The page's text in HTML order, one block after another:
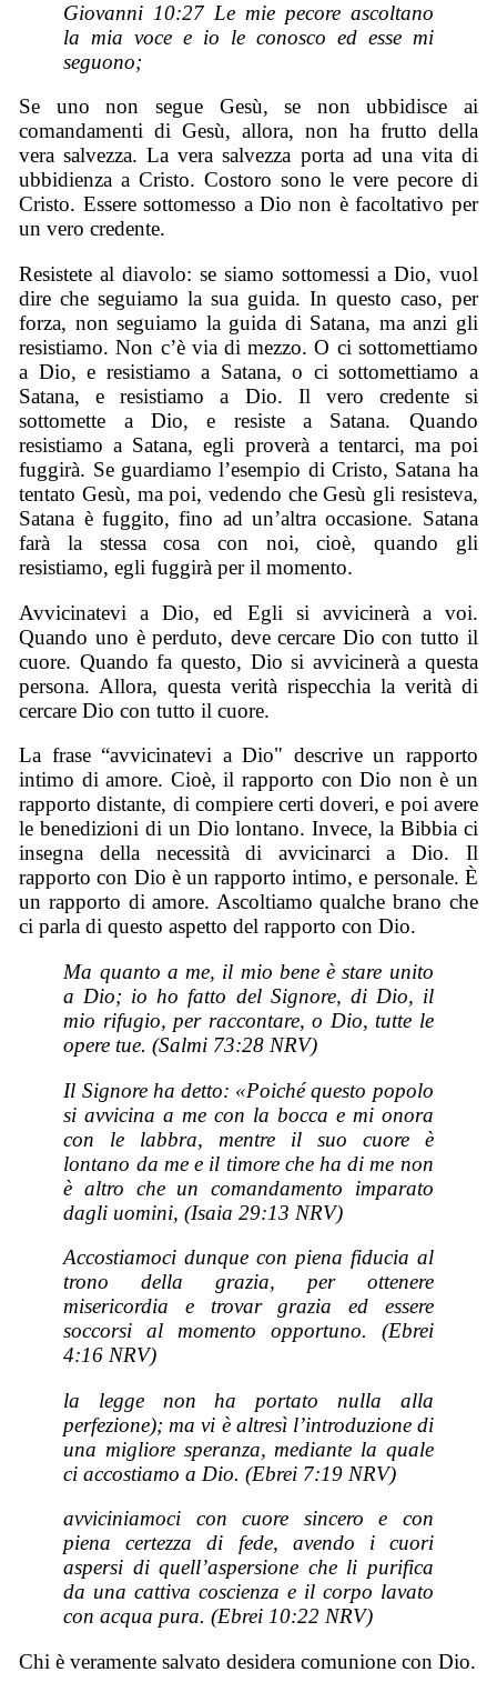
Giovanni 10:27 Le mie pecore ascoltano
la mia voce e io le conosco ed esse mi
seguono;
Se uno non segue Gesù, se non ubbidisce ai
comandamenti di Gesù, allora, non ha frutto della
vera salvezza. La vera salvezza porta ad una vita di
ubbidienza a Cristo. Costoro sono le vere pecore di
Cristo. Essere sottomesso a Dio non è facoltativo per
un vero credente.
Resistete al diavolo: se siamo sottomessi a Dio, vuol
dire che seguiamo la sua guida. In questo caso, per
forza, non seguiamo la guida di Satana, ma anzi gli
resistiamo. Non c’è via di mezzo. O ci sottomettiamo
a Dio, e resistiamo a Satana, o ci sottomettiamo a
Satana, e resistiamo a Dio. Il vero credente si
sottomette a Dio, e resiste a Satana. Quando
resistiamo a Satana, egli proverà a tentarci, ma poi
fuggirà. Se guardiamo l’esempio di Cristo, Satana ha
tentato Gesù, ma poi, vedendo che Gesù gli resisteva,
Satana è fuggito, fino ad un’altra occasione. Satana
farà la stessa cosa con noi, cioè, quando gli
resistiamo, egli fuggirà per il momento.
Avvicinatevi a Dio, ed Egli si avvicinerà a voi.
Quando uno è perduto, deve cercare Dio con tutto il
cuore. Quando fa questo, Dio si avvicinerà a questa
persona. Allora, questa verità rispecchia la verità di
cercare Dio con tutto il cuore.
La frase “avvicinatevi a Dio" descrive un rapporto
intimo di amore. Cioè, il rapporto con Dio non è un
rapporto distante, di compiere certi doveri, e poi avere
le benedizioni di un Dio lontano. Invece, la Bibbia ci
insegna della necessità di avvicinarci a Dio. Il
rapporto con Dio è un rapporto intimo, e personale. È
un rapporto di amore. Ascoltiamo qualche brano che
ci parla di questo aspetto del rapporto con Dio.
Ma quanto a me, il mio bene è stare unito
a Dio; io ho fatto del Signore, di Dio, il
mio rifugio, per raccontare, o Dio, tutte le
opere tue. (Salmi 73:28 NRV)
Il Signore ha detto: «Poiché questo popolo
si avvicina a me con la bocca e mi onora
con le labbra, mentre il suo cuore è
lontano da me e il timore che ha di me non
è altro che un comandamento imparato
dagli uomini, (Isaia 29:13 NRV)
Accostiamoci dunque con piena fiducia al
trono della grazia, per ottenere
misericordia e trovar grazia ed essere
soccorsi al momento opportuno. (Ebrei
4:16 NRV)
la legge non ha portato nulla alla
perfezione); ma vi è altresì l’introduzione di
una migliore speranza, mediante la quale
ci accostiamo a Dio. (Ebrei 7:19 NRV)
avviciniamoci con cuore sincero e con
piena certezza di fede, avendo i cuori
aspersi di quell’aspersione che li purifica
da una cattiva coscienza e il corpo lavato
con acqua pura. (Ebrei 10:22 NRV)
Chi è veramente salvato desidera comunione con Dio.